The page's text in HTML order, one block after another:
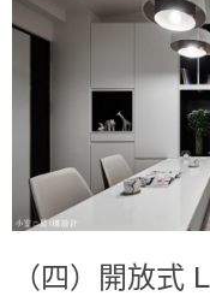
（四）開放式